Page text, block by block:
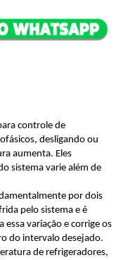
controle de
desligando ou
aumenta. Eles
sistema varie além de
por dois
pelo sistema e é
variação e corrige os
do intervalo desejado.
de refrigeradores,